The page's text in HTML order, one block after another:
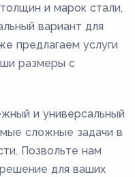
и марок стали,
вариант для
предлагаем услуги
размеры с
и универсальный
сложные задачи в
Позвольте нам
для ваших